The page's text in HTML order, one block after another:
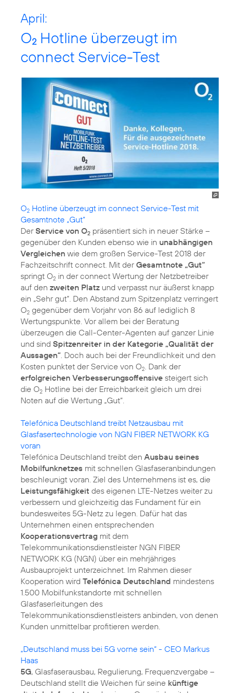
April:
O2 Hotline überzeugt im
connect Service-Test
O2 Hotline überzeugt im connect Service-Test mit
Gesamtnote „Gut“
DerService von O2 präsentiert sich in neuer Stärke –
gegenüber den Kunden ebenso wie in unabhängigen
Vergleichen wie dem großen Service-Test 2018 der
Fachzeitschrift connect. Mit derGesamtnote „Gut“
springt O2 in der connect Wertung der Netzbetreiber
auf den zweiten Platz und verpasst nur äußerst knapp
ein „Sehr gut“. Den Abstand zum Spitzenplatz verringert
O2 gegenüber dem Vorjahr von 86 auf lediglich 8
Wertungspunkte. Vor allem bei der Beratung
überzeugen die Call-Center-Agenten auf ganzer Linie
und sind Spitzenreiter in der Kategorie „Qualität der
Aussagen“. Doch auch bei der Freundlichkeit und den
Kosten punktet der Service von O2. Dank der
erfolgreichen Verbesserungsoffensive steigert sich
die O2 Hotline bei der Erreichbarkeit gleich um drei
Noten auf die Wertung „Gut“.
Telefónica Deutschland treibt Netzausbau mit
Glasfasertechnologie von NGN FIBER NETWORK KG
voran
Telefónica Deutschland treibt den Ausbau seines
Mobilfunknetzes mit schnellen Glasfaseranbindungen
beschleunigt voran. Ziel des Unternehmens ist es, die
Leistungsfähigkeit des eigenen LTE-Netzes weiter zu
verbessern und gleichzeitig das Fundament für ein
bundesweites 5G-Netz zu legen. Dafür hat das
Unternehmen einen entsprechenden
Kooperationsvertrag mit dem
Telekommunikationsdienstleister NGN FIBER
NETWORK KG (NGN) über ein mehrjähriges
Ausbauprojekt unterzeichnet. Im Rahmen dieser
Kooperation wird Telefónica Deutschland mindestens
1.500 Mobilfunkstandorte mit schnellen
Glasfaserleitungen des
Telekommunikationsdienstleisters anbinden, von denen
Kunden unmittelbar profitieren werden.
„Deutschland muss bei 5G vorne sein“ - CEO Markus
Haas
5G, Glasfaserausbau, Regulierung, Frequenzvergabe –
Deutschland stellt die Weichen für seine künftige